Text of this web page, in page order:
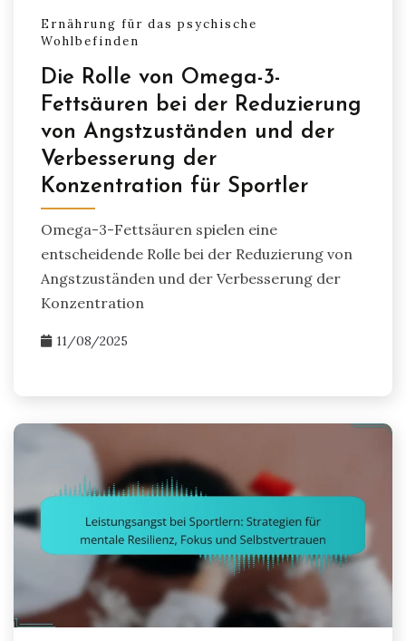
Ernährung für das psychische
Wohlbefinden
Die Rolle von Omega-3-
Fettsäuren bei der Reduzierung
von Angstzuständen und der
Verbesserung der
Konzentration für Sportler
Omega-3-Fettsäuren spielen eine
entscheidende Rolle bei der Reduzierung von
Angstzuständen und der Verbesserung der
Konzentration
11/08/2025